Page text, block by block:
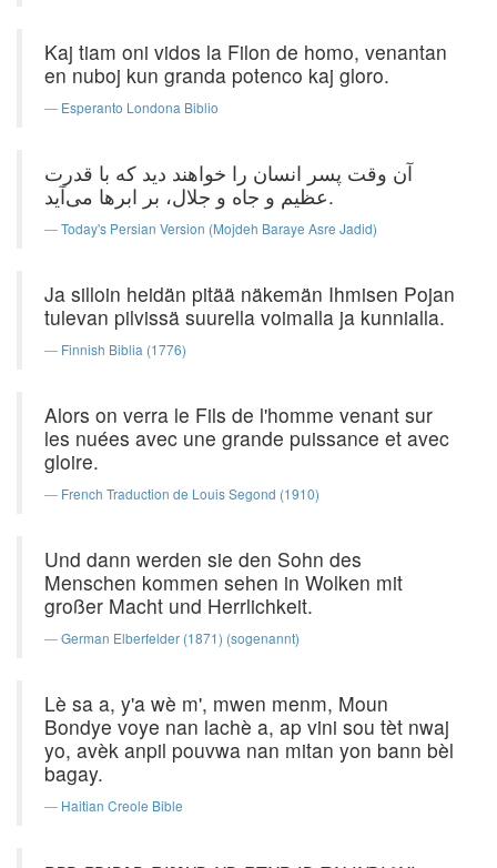
Kaj tiam oni vidos la Filon de homo, venantan
en nuboj kun granda potenco kaj gloro.
Esperanto Londona Biblio
آن وقت پسر انسان را خواهند دید كه با قدرت
عظیم و جاه و جلال، بر ابرها می‌آید.
Today's Persian Version (Mojdeh Baraye Asre Jadid)
Ja silloin heidän pitää näkemän Ihmisen Pojan
tulevan pilvissä suurella voimalla ja kunnialla.
Finnish Biblia (1776)
Alors on verra le Fils de l'homme venant sur
les nuées avec une grande puissance et avec
gloire.
French Traduction de Louis Segond (1910)
Und dann werden sie den Sohn des
Menschen kommen sehen in Wolken mit
großer Macht und Herrlichkeit.
German Elberfelder (1871) (sogenannt)
Lè sa a, y'a wè m', mwen menm, Moun
Bondye voye nan lachè a, ap vini sou tèt nwaj
yo, avèk anpil pouvwa nan mitan yon bann bèl
bagay.
Haitian Creole Bible